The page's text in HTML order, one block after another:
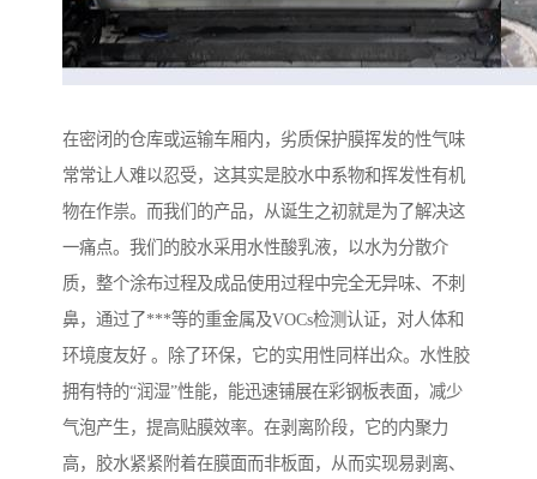
在密闭的仓库或运输车厢内，劣质保护膜挥发的性气味
常常让人难以忍受，这其实是胶水中系物和挥发性有机
物在作祟。而我们的产品，从诞生之初就是为了解决这
一痛点。我们的胶水采用水性酸乳液，以水为分散介
质，整个涂布过程及成品使用过程中完全无异味、不刺
鼻，通过了***等的重金属及VOCs检测认证，对人体和
环境度友好 。除了环保，它的实用性同样出众。水性胶
拥有特的“润湿”性能，能迅速铺展在彩钢板表面，减少
气泡产生，提高贴膜效率。在剥离阶段，它的内聚力
高，胶水紧紧附着在膜面而非板面，从而实现易剥离、